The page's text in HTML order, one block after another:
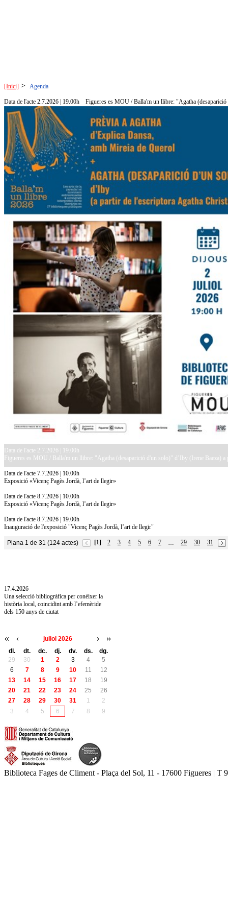
[Inici] > Agenda
Data de l'acte 2.7.2026 | 19.00h Figueres es MOU / Balla'm un llibre: "Agatha
Data de l'acte 2.7.2026 | 19.00h
Figueres es MOU / Balla'm un llibre: "Agatha (desaparició d'un solo)" d’Iby (Irene Baeza)
Data de l'acte 7.7.2026 | 10.00h
Exposició «Vicenç Pagès Jordà, l’art de llegir»
Data de l'acte 8.7.2026 | 10.00h
Exposició «Vicenç Pagès Jordà, l’art de llegir»
Data de l'acte 8.7.2026 | 19.00h
Inauguració de l'exposició "Vicenç Pagès Jordà, l’art de llegir"
Plana 1 de 31 (124 actes) [1] 2 3 4 5 6 7 … 29 30
31
17.4.2026
Una selecció bibliogràfica per conèixer la
història local, coincidint amb l’efemèride
dels 150 anys de ciutat
juliol 2026
dl.
dt. dc. dj. dv. ds.
dg.
29
30 1 2 3 4
5
6
7 8 9 10 11
12
13
14 15 16 17 18
19
20
21 22 23 24 25
26
27
28 29 30 31 1
2
3
4 5 6 7 8 9
Biblioteca Fages de Climent - Plaça del Sol, 11 - 17600 Figueres |